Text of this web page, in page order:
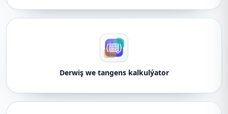
Derwiş we tangens kalkulýator